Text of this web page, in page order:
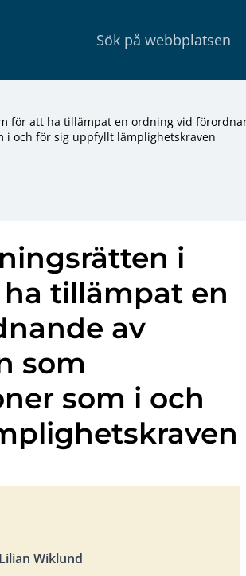
för att ha tillämpat en ordning vid
i och för sig uppfyllt lämplighetskraven
i
tillämpat en
av
som
som i och
Wiklund